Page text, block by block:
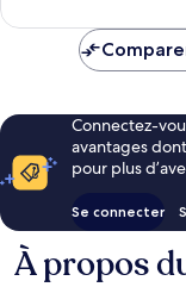
Connectez-
avantages
pour plus
Se connecter
À propos